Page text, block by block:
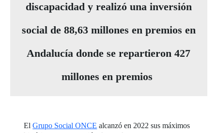
discapacidad y realizó una inversión
social de 88,63 millones en premios en
Andalucía donde se repartieron 427
millones en premios
ElGrupo Social ONCE alcanzó en 2022 sus máximos